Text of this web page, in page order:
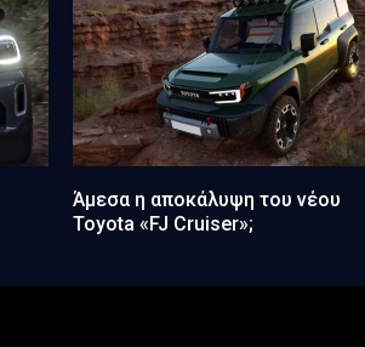
Άμεσα η αποκάλυψη του νέου
Toyota «FJ Cruiser»;